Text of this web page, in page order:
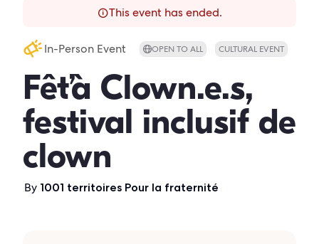
This event has ended.
In-Person Event OPEN TO ALL CULTURAL EVENT
Fêt’à Clown.e.s,
festival inclusif de
clown
By 1001 territoires Pour la fraternité